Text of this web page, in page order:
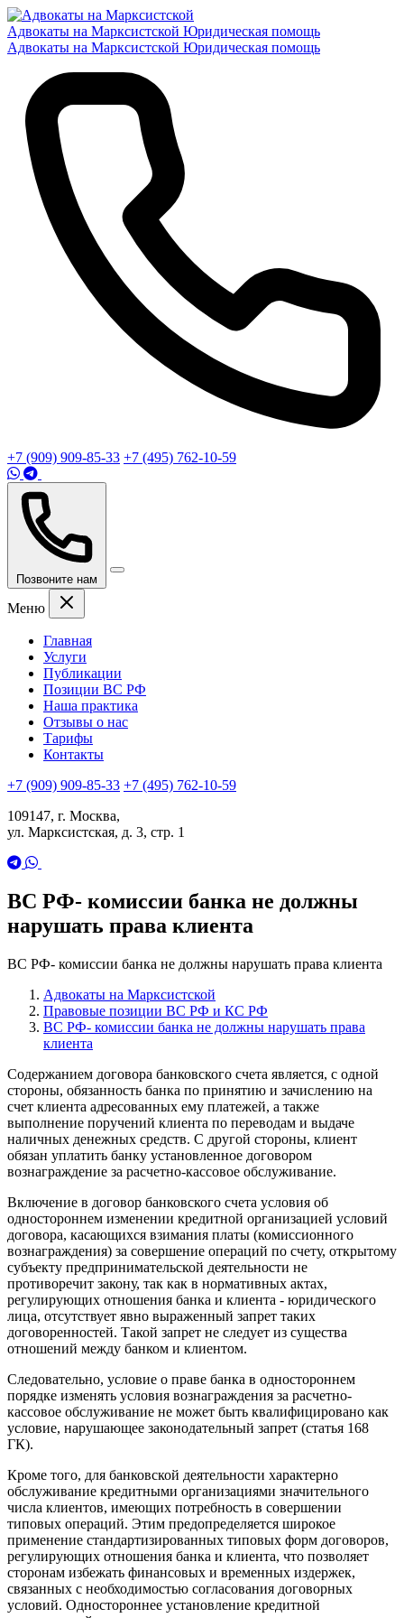
Адвокаты на Марксистской Юридическая помощь
Адвокаты на Марксистской Юридическая помощь
+7 (909) 909-85-33 +7 (495) 762-10-59
Позвоните нам
Меню
Главная
Услуги
Публикации
Позиции ВС РФ
Наша практика
Отзывы о нас
Тарифы
Контакты
+7 (909) 909-85-33 +7 (495) 762-10-59
109147, г. Москва,
ул. Марксистская, д. 3, стр. 1
ВС РФ- комиссии банка не должны
нарушать права клиента
ВС РФ- комиссии банка не должны нарушать права клиента
Адвокаты на Марксистской
Правовые позиции ВС РФ и КС РФ
ВС РФ- комиссии банка не должны нарушать права
клиента
Содержанием договора банковского счета является, с одной
стороны, обязанность банка по принятию и зачислению на
счет клиента адресованных ему платежей, а также
выполнение поручений клиента по переводам и выдаче
наличных денежных средств. С другой стороны, клиент
обязан уплатить банку установленное договором
вознаграждение за расчетно-кассовое обслуживание.
Включение в договор банковского счета условия об
одностороннем изменении кредитной организацией условий
договора, касающихся взимания платы (комиссионного
вознаграждения) за совершение операций по счету, открытому
субъекту предпринимательской деятельности не
противоречит закону, так как в нормативных актах,
регулирующих отношения банка и клиента - юридического
лица, отсутствует явно выраженный запрет таких
договоренностей. Такой запрет не следует из существа
отношений между банком и клиентом.
Следовательно, условие о праве банка в одностороннем
порядке изменять условия вознаграждения за расчетно-
кассовое обслуживание не может быть квалифицировано как
условие, нарушающее законодательный запрет (статья 168
ГК).
Кроме того, для банковской деятельности характерно
обслуживание кредитными организациями значительного
числа клиентов, имеющих потребность в совершении
типовых операций. Этим предопределяется широкое
применение стандартизированных типовых форм договоров,
регулирующих отношения банка и клиента, что позволяет
сторонам избежать финансовых и временных издержек,
связанных с необходимостью согласования договорных
условий. Одностороннее установление кредитной